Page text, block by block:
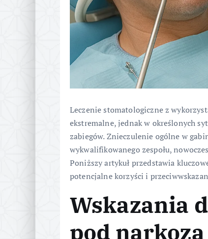
Leczenie stomatologiczne z
ekstremalne, jednak w określonych
zabiegów. Znieczulenie ogólne w
wykwalifikowanego zespołu,
Poniższy artykuł przedstawia
potencjalne korzyści i
Wskazania
pod narkozą